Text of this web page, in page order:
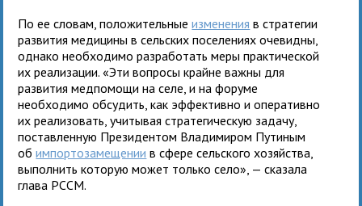
По ее словам, положительныеизменения в стратегии
развития медицины в сельских поселениях очевидны,
однако необходимо разработать меры практической
их реализации. «Эти вопросы крайне важны для
развития медпомощи на селе, и на форуме
необходимо обсудить, как эффективно и оперативно
их реализовать, учитывая стратегическую задачу,
поставленную Президентом Владимиром Путиным
обимпортозамещении в сфере сельского хозяйства,
выполнить которую может только село», — сказала
глава РССМ.